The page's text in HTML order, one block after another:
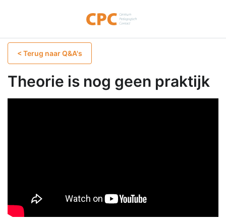
< Terug naar Q&A's
Theorie is nog geen praktijk